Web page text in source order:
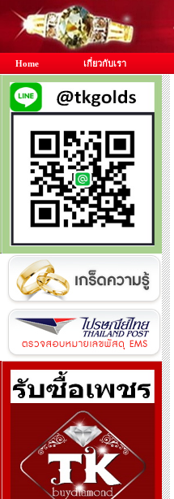
Home เกี่ยวกับเรา